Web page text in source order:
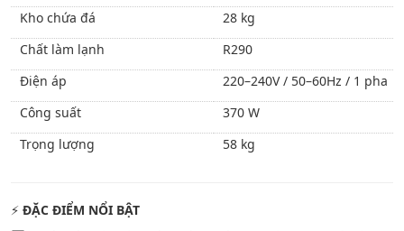
Kho chứa đá
28 kg
Chất làm lạnh
R290
Điện áp
220–240V / 50–60Hz / 1 pha
Công suất
370 W
Trọng lượng
58 kg
⚡ ĐẶC ĐIỂM NỔI BẬT